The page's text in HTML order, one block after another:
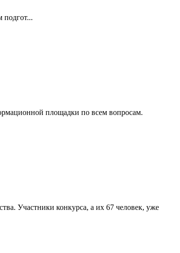
подгот...
площадки по всем вопросам.
Участники конкурса, а их 67 человек, уже